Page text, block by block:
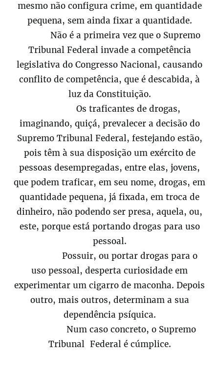
mesmo não configura crime, em quantidade
pequena, sem ainda fixar a quantidade.
Não é a primeira vez que o Supremo
Tribunal Federal invade a competência
legislativa do Congresso Nacional, causando
conflito de competência, que é descabida, à
luz da Constituição.
Os traficantes de drogas,
imaginando, quiçá, prevalecer a decisão do
Supremo Tribunal Federal, festejando estão,
pois têm à sua disposição um exército de
pessoas desempregadas, entre elas, jovens,
que podem traficar, em seu nome, drogas, em
quantidade pequena, já fixada, em troca de
dinheiro, não podendo ser presa, aquela, ou,
este, porque está portando drogas para uso
pessoal.
Possuir, ou portar drogas para o
uso pessoal, desperta curiosidade em
experimentar um cigarro de maconha. Depois
outro, mais outros, determinam a sua
dependência psíquica.
Num caso concreto, o Supremo
Tribunal Federal é cúmplice.